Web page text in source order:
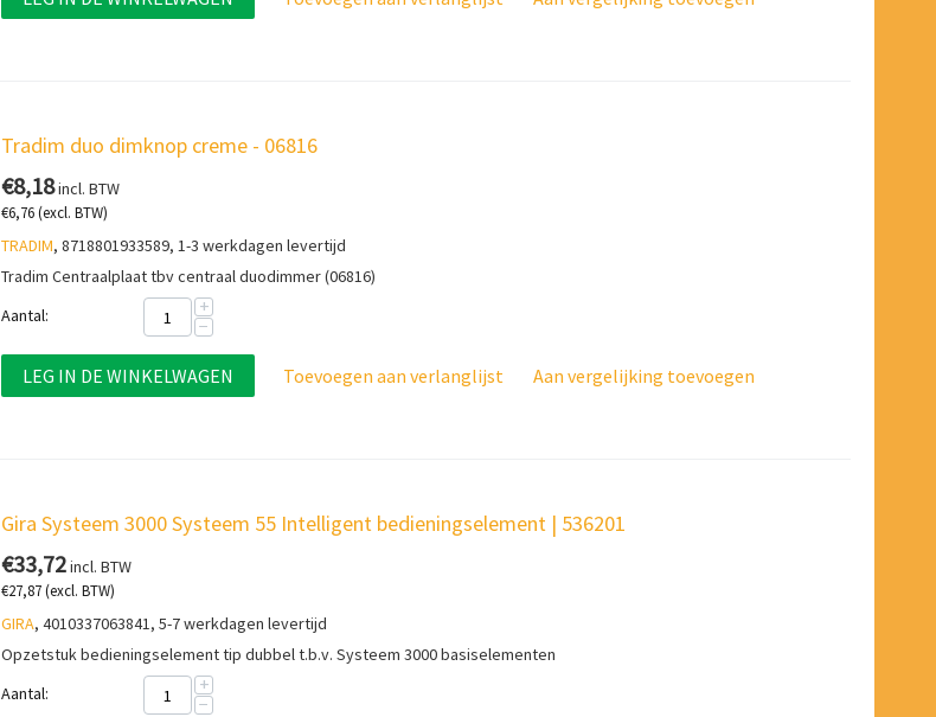
Tradim duo dimknop creme - 06816
€8,18incl. BTW
€6,76(excl. BTW)
TRADIM, 8718801933589, 1-3 werkdagen levertijd
Tradim Centraalplaat tbv centraal duodimmer (06816)
Aantal:
+
−
LEG IN DE WINKELWAGEN Toevoegen aan verlanglijst Aan vergelijking toevoegen
Gira Systeem 3000 Systeem 55 Intelligent bedieningselement | 536201
€33,72incl. BTW
€27,87(excl. BTW)
GIRA, 4010337063841, 5-7 werkdagen levertijd
Opzetstuk bedieningselement tip dubbel t.b.v. Systeem 3000 basiselementen
Aantal:
+
−